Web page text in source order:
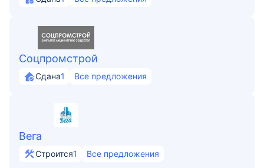
Соцпромстрой
Сдана1 Все предложения
Вега
Строится1 Все предложения